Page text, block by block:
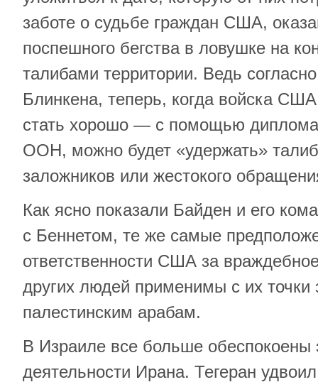
заботе о судьбе граждан США,
поспешного бегства в ловушке на
талибами территории. Ведь
Блинкена, теперь, когда войска
стать хорошо — с помощью
ООН, можно будет «удержать»
заложников или жестокого
Как ясно показали Байден и его
с Беннетом, те же самые
ответственности США за
других людей применимы с их точки
палестинским арабам.
В Израиле все больше обеспокоены
деятельности Ирана. Тегеран